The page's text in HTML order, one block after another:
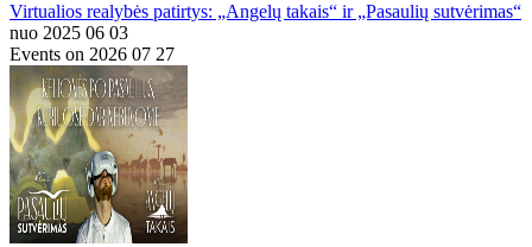
Virtualios realybės patirtys: „Angelų takais“ ir „Pasaulių sutvėrimas“
nuo 2025 06 03
Events on 2026 07 27